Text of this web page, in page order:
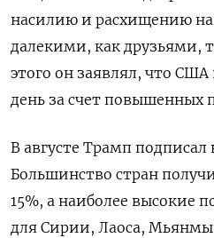
насилию и расхищению
далекими, как друзьями,
этого он заявлял, что
день за счет повышенных
В августе Трамп
Большинство стран
15%, а наиболее высокие
для Сирии, Лаоса,